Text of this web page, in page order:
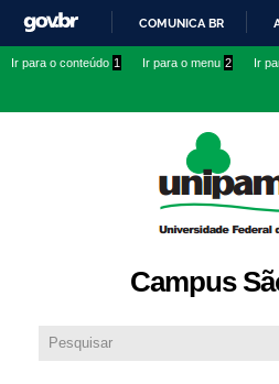
conteúdo
IR
O
COMUNICA BR
Ir para o conteúdo 1 Ir para o menu 2 Ir
Campus